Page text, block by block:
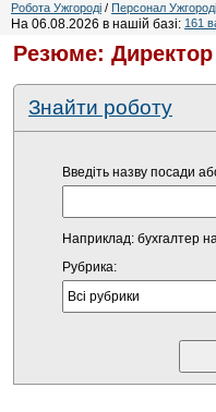
Робота Ужгороді / Персонал Ужгороді
На 06.08.2026 в нашій базі: 161
Резюме:
Знайти роботу
Введіть назву посади
Наприклад: бухгалтер
Рубрика: